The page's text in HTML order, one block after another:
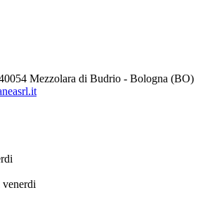
Mezzolara di Budrio - Bologna (BO)